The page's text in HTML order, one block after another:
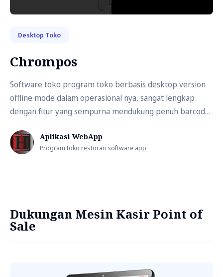
Desktop Toko
Chrompos
Software toko program toko berbasis desktop version
offline mode dalam operasional nya, sangat lengkap
dengan fitur yang sempurna mendukung penuh barcode
metode pada penjualan kasir point of sale pos.
Aplikasi WebApp
Program toko restoran software app
Dukungan Mesin Kasir Point of
Sale